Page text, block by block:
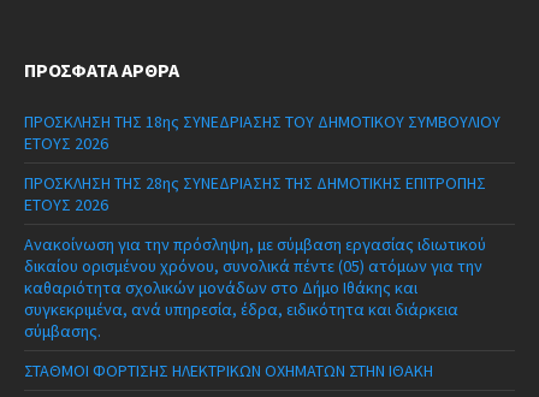
ΠΡΌΣΦΑΤΑ ΆΡΘΡΑ
ΠΡΟΣΚΛΗΣΗ ΤΗΣ 18ης ΣΥΝΕΔΡΙΑΣΗΣ ΤΟΥ ΔΗΜΟΤΙΚΟΥ ΣΥΜΒΟΥΛΙΟΥ
ΕΤΟΥΣ 2026
ΠΡΟΣΚΛΗΣΗ ΤΗΣ 28ης ΣΥΝΕΔΡΙΑΣΗΣ ΤΗΣ ΔΗΜΟΤΙΚΗΣ ΕΠΙΤΡΟΠΗΣ
ΕΤΟΥΣ 2026
Ανακοίνωση για την πρόσληψη, με σύμβαση εργασίας ιδιωτικού
δικαίου ορισμένου χρόνου, συνολικά πέντε (05) ατόμων για την
καθαριότητα σχολικών μονάδων στο Δήμο Ιθάκης και
συγκεκριμένα, ανά υπηρεσία, έδρα, ειδικότητα και διάρκεια
σύμβασης.
ΣΤΑΘΜΟΙ ΦΟΡΤΙΣΗΣ ΗΛΕΚΤΡΙΚΩΝ ΟΧΗΜΑΤΩΝ ΣΤΗΝ ΙΘΑΚΗ